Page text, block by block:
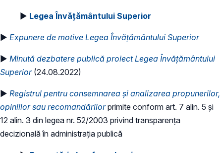
► Legea Învățământului Superior
► Expunere de motive Legea Învățământului Superior
► Minută dezbatere publică proiect Legea Învățământului
Superior(24.08.2022)
► Registrul pentru consemnarea și analizarea propunerilor,
opiniilor sau recomandărilorprimite conform art. 7 alin. 5 și
12 alin. 3 din legea nr. 52/2003 privind transparența
decizională în administrația publică